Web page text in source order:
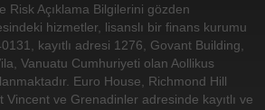
Risk Açıklama Bilgilerini gözden
hizmetler, lisanslı bir finans kurumu
kayıtlı adresi 1276, Govant Building,
Vanuatu Cumhuriyeti olan Aollikus
Euro House, Richmond Hill
Vincent ve Grenadinler adresinde kayıtlı ve